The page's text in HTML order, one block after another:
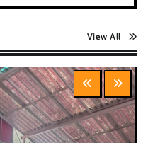
View All